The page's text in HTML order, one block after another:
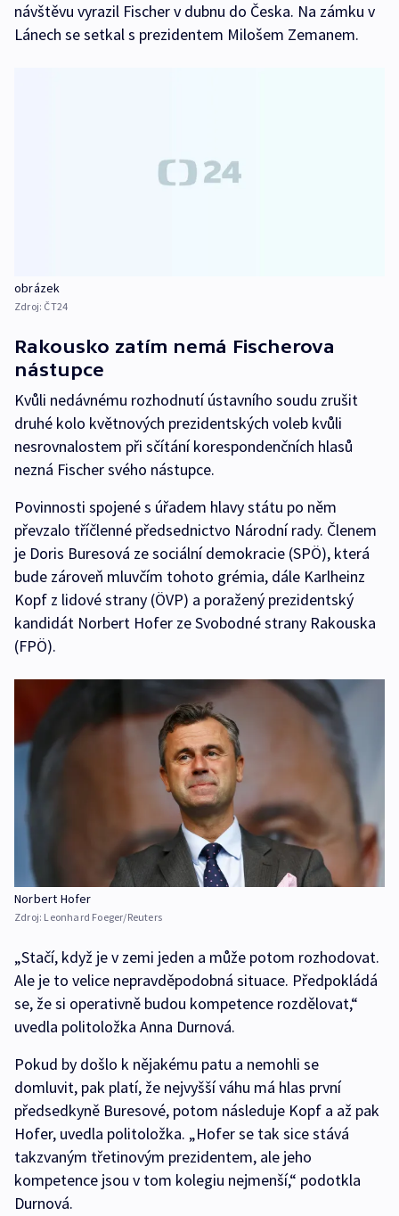
návštěvu vyrazil Fischer v dubnu do Česka. Na zámku v
Lánech se setkal s prezidentem Milošem Zemanem.
obrázek
Zdroj: ČT24
Rakousko zatím nemá Fischerova
nástupce
Kvůli nedávnému rozhodnutí ústavního soudu zrušit
druhé kolo květnových prezidentských voleb kvůli
nesrovnalostem při sčítání korespondenčních hlasů
nezná Fischer svého nástupce.
Povinnosti spojené s úřadem hlavy státu po něm
převzalo tříčlenné předsednictvo Národní rady. Členem
je Doris Buresová ze sociální demokracie (SPÖ), která
bude zároveň mluvčím tohoto grémia, dále Karlheinz
Kopf z lidové strany (ÖVP) a poražený prezidentský
kandidát Norbert Hofer ze Svobodné strany Rakouska
(FPÖ).
Norbert Hofer
Zdroj: Leonhard Foeger/Reuters
„Stačí, když je v zemi jeden a může potom rozhodovat.
Ale je to velice nepravděpodobná situace. Předpokládá
se, že si operativně budou kompetence rozdělovat,“
uvedla politoložka Anna Durnová.
Pokud by došlo k nějakému patu a nemohli se
domluvit, pak platí, že nejvyšší váhu má hlas první
předsedkyně Buresové, potom následuje Kopf a až pak
Hofer, uvedla politoložka. „Hofer se tak sice stává
takzvaným třetinovým prezidentem, ale jeho
kompetence jsou v tom kolegiu nejmenší,“ podotkla
Durnová.